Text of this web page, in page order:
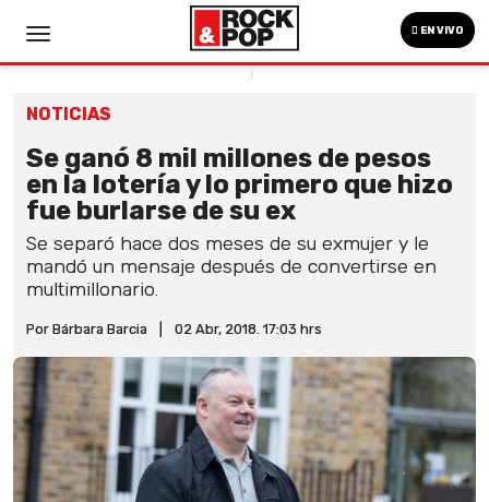
EN VIVO
NOTICIAS
Se ganó 8 mil millones de pesos
en la lotería y lo primero que hizo
fue burlarse de su ex
Se separó hace dos meses de su exmujer y le
mandó un mensaje después de convertirse en
multimillonario.
Por Bárbara Barcia 02 Abr, 2018. 17:03 hrs